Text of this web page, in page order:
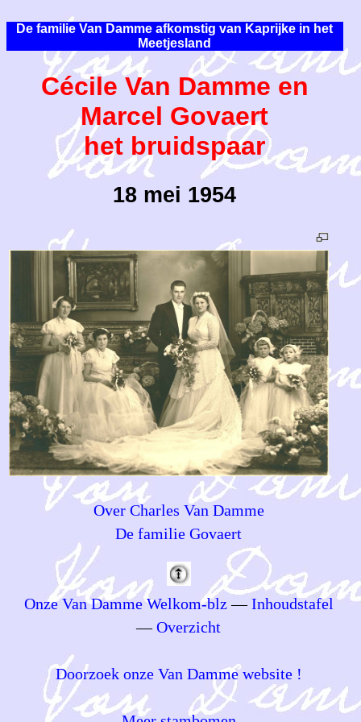
De familie Van Damme afkomstig van Kaprijke in het
Meetjesland
Cécile Van Damme en
Marcel Govaert
het bruidspaar
18 mei 1954
Over Charles Van Damme
De familie Govaert
Onze Van Damme Welkom-blz—Inhoudstafel
—Overzicht
Doorzoek onze Van Damme website !